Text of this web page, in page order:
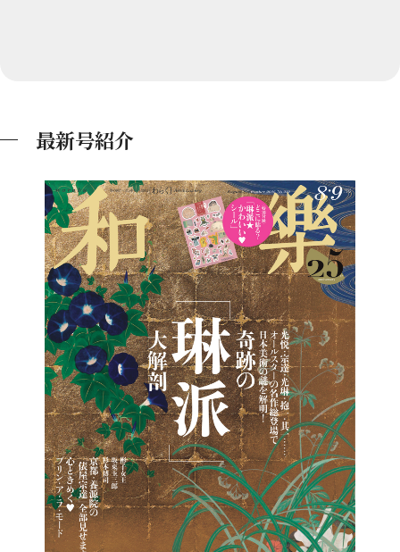
最新号紹介